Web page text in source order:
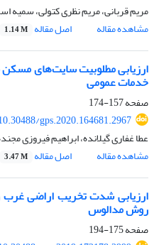
مریم قربانی، مریم نظری کتولی، سمیه
مشاهده مقاله
اصل مقاله 1.14 M
ارزیابی مطلوبیت سایت‌های
خدمات عمومی
صفحه157-174
gps.2020.164681.2967
عطا غفاری گیلانده، ابراهیم فیروزی
مشاهده مقاله
اصل مقاله 3.47 M
ارزیابی شدت تخریب اراضی غرب
روش مدالوس
صفحه175-194